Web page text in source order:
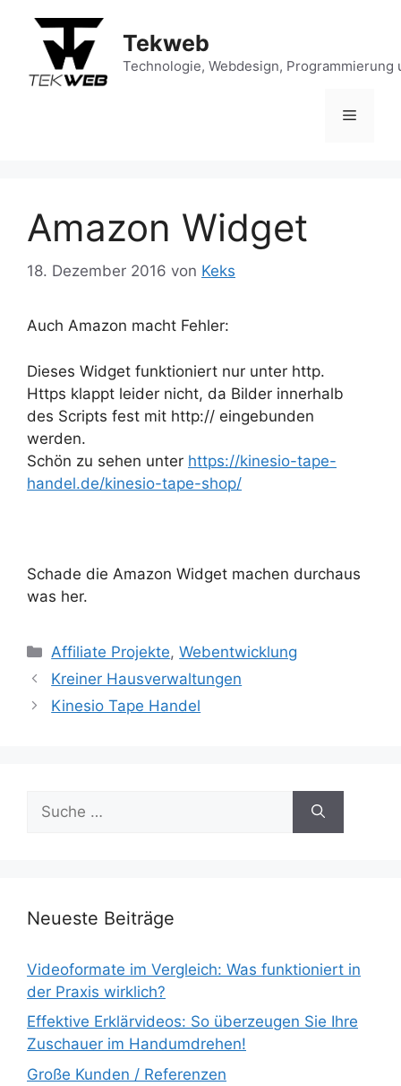
springen
Tekweb
Technologie, Webdesign, Programmierung
Menü
Amazon Widget
18. Dezember 2016 von Keks
Auch Amazon macht Fehler:
Dieses Widget funktioniert nur unter http.
Https klappt leider nicht, da Bilder innerhalb
des Scripts fest mit http:// eingebunden
werden.
Schön zu sehen unter https://kinesio-tape-
handel.de/kinesio-tape-shop/
Schade die Amazon Widget machen durchaus
was her.
Kategorien
Affiliate Projekte,Webentwicklung
Kreiner Hausverwaltungen
Kinesio Tape Handel
nach:
Neueste Beiträge
Videoformate im Vergleich: Was funktioniert in
der Praxis wirklich?
Effektive Erklärvideos: So überzeugen Sie Ihre
Zuschauer im Handumdrehen!
Große Kunden / Referenzen